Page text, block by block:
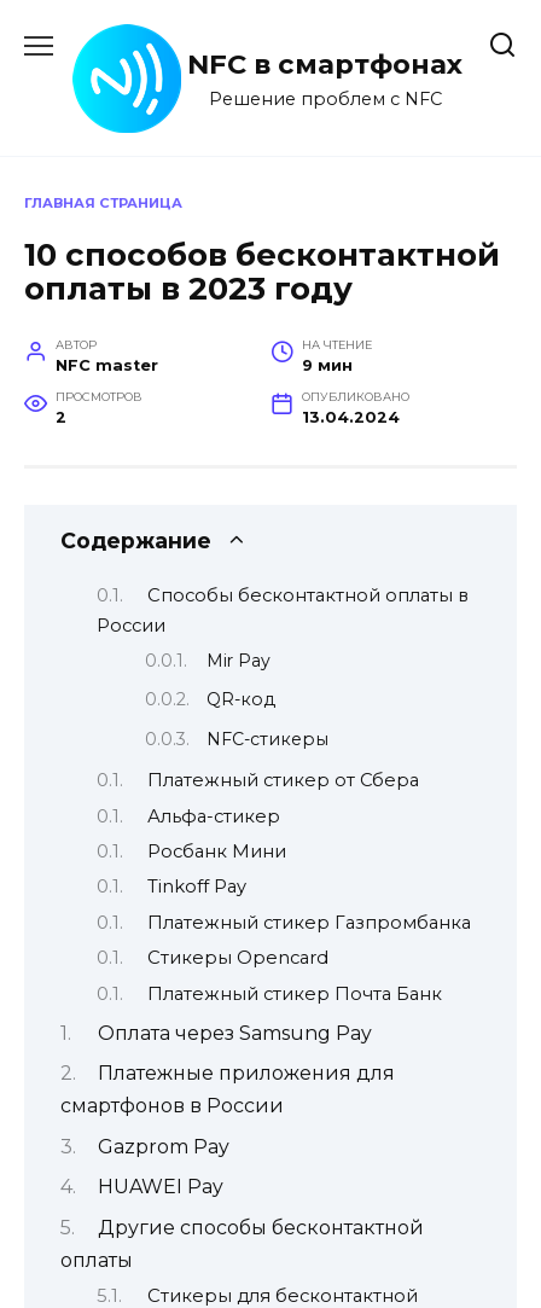
содержанию
NFC в смартфонах
Решение проблем с NFC
ГЛАВНАЯ СТРАНИЦА
10 способов бесконтактной
оплаты в 2023 году
АВТОР
NFC master
НА ЧТЕНИЕ
9 мин
ПРОСМОТРОВ
2
ОПУБЛИКОВАНО
13.04.2024
Содержание
Способы бесконтактной оплаты в
России
Mir Pay
QR-код
NFC-стикеры
Платежный стикер от Сбера
Альфа-стикер
Росбанк Мини
Tinkoff Pay
Платежный стикер Газпромбанка
Стикеры Opencard
Платежный стикер Почта Банк
Оплата через Samsung Pay
Платежные приложения для
смартфонов в России
Gazprom Pay
HUAWEI Pay
Другие способы бесконтактной
оплаты
Стикеры для бесконтактной